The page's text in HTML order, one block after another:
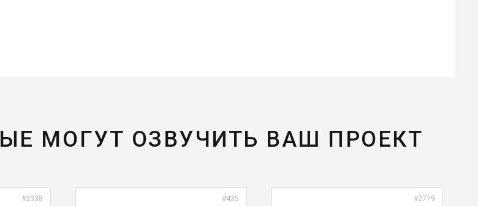
МОГУТ ОЗВУЧИТЬ ВАШ ПРОЕКТ
#2338 #435 #2779